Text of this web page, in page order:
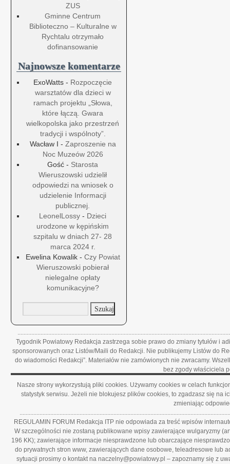
ZUS
Gminne Centrum
Biblioteczno – Kulturalne w
Rychtalu otrzymało
dofinansowanie
Najnowsze komentarze
ExoWatts - Rozpoczęcie
warsztatów dla dzieci w
ramach projektu „Słowa,
które łączą. Gwara
wielkopolska jako przestrzeń
tradycji i wspólnoty”.
Wacław I - Zaproszenie na
Noc Muzeów 2026
Gość - Starosta
Wieruszowski udzielił
odpowiedzi na wniosek o
udzielenie Informacji
publicznej.
LeonelLossy - Dzieci
urodzone w kępińskim
szpitalu w dniach 27- 28
marca 2024 r.
Ewelina Kowalik- Czy Powiat
Wieruszowski pobierał
nielegalne opłaty
komunikacyjne?
Tygodnik Powiatowy Redakcja zastrzega sobie prawo do zmiany tytułów i
sponsorowanych oraz Listów/Maili do Redakcji. Nie publikujemy Listów do
do wiadomości Redakcji”. Materiałów nie zamówionych nie zwracamy.
bez zgody właściciela
Nasze strony wykorzystują pliki cookies. Używamy cookies w celach
statystyk serwisu. Jeżeli nie blokujesz plików cookies, to zgadzasz się
zmieniając
REGULAMIN FORUM Redakcja ITP nie odpowiada za treść wpisów
W szczególności nie zostaną publikowane wpisy zawierające wulgaryzmy
196 KK); zawierające informacje niesprawdzone lub obarczające
do prywatnych stron www, zawierających dane osobowe, teleadresowe lub
sytuacji prosimy o kontakt na naczelny@powiatowy.pl – zapoznamy się z